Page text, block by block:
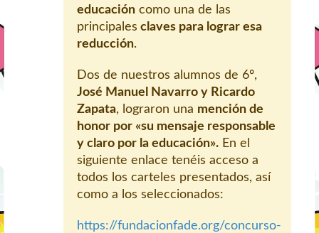
educación como una de las
principales claves para lograr esa
reducción.
Dos de nuestros alumnos de 6º,
José Manuel Navarro y Ricardo
Zapata, lograron una mención de
honor por «su mensaje responsable
y claro por la educación». En el
siguiente enlace tenéis acceso a
todos los carteles presentados, así
como a los seleccionados:
https://fundacionfade.org/concurso-